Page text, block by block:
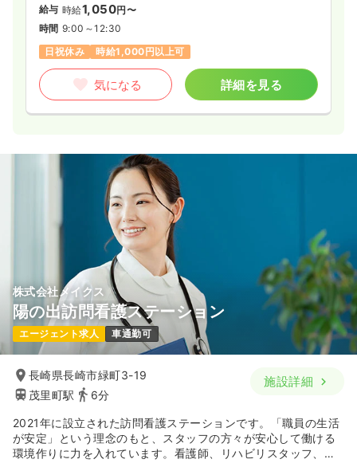
給与 時給1,050円〜
時間 9:00～12:30
日祝休み
時給1,000円以上可
気になる 詳細を見る
株式会社メイクス
陽の出訪問看護ステーション
エージェント求人 車通勤可
長崎県長崎市緑町3-19
茂里町駅
6分
施設詳細
2021年に設立された訪問看護ステーションです。「職員の生活
が安定」という理念のもと、スタッフの方々が安心して働ける
環境作りに力を入れています。看護師、リハビリスタッフ、助